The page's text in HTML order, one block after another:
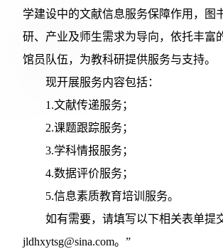
学建设中的文献信息服务保障作用，图
研、产业及师生需求为导向，依托丰富
馆员队伍，为教科研提供服务与支持。
现开展服务内容包括：
1.文献传递服务；
2.课题跟踪服务；
3.学科情报服务；
4.数据评价服务；
5.信息素质教育培训服务。
如有需要，请填写以下相关表单提
jldhxytsg@sina.com。”